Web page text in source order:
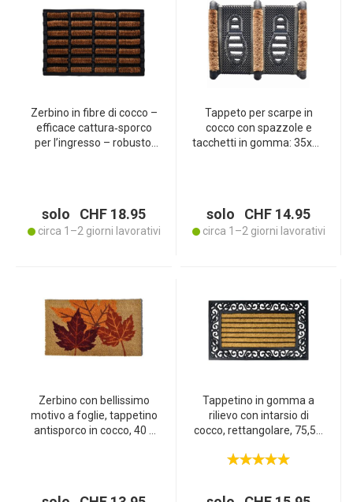
Zerbino in fibre di cocco –
efficace cattura‑sporco
per l’ingresso – robusto,
solo CHF 18.95
circa 1–2 giorni lavorativi
Tappeto per scarpe in
cocco con spazzole e
tacchetti in gomma: 35x31
solo CHF 14.95
circa 1–2 giorni lavorativi
Zerbino con bellissimo
motivo a foglie, tappetino
antisporco in cocco, 40 x
Tappetino in gomma a
rilievo con intarsio di
cocco, rettangolare, 75,5 x